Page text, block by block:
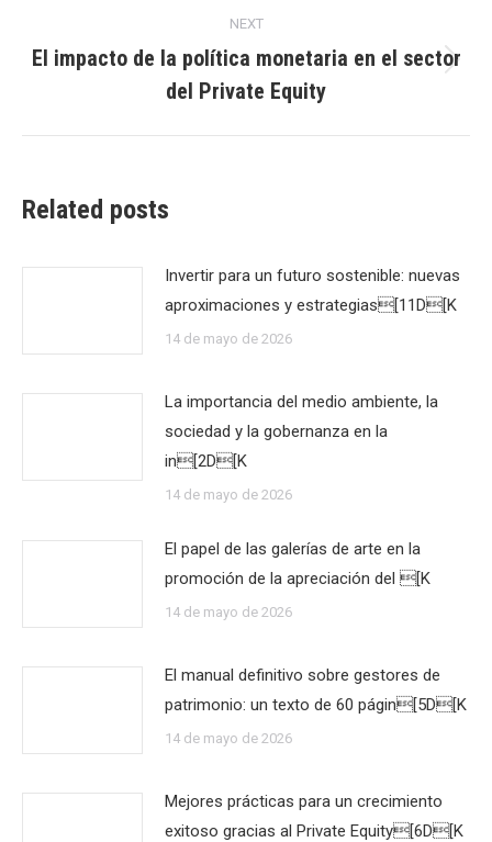
NEXT
post:
El impacto de la política monetaria en el sector
del Private Equity
Related posts
Invertir para un futuro sostenible: nuevas
aproximaciones y estrategias[11D[K
14 de mayo de 2026
La importancia del medio ambiente, la
sociedad y la gobernanza en la
in[2D[K
14 de mayo de 2026
El papel de las galerías de arte en la
promoción de la apreciación del [K
14 de mayo de 2026
El manual definitivo sobre gestores de
patrimonio: un texto de 60 págin[5D[K
14 de mayo de 2026
Mejores prácticas para un crecimiento
exitoso gracias al Private Equity[6D[K